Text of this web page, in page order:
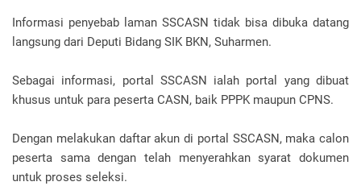
Informasi penyebab laman SSCASN tidak bisa dibuka datang
langsung dari Deputi Bidang SIK BKN, Suharmen.
Sebagai informasi, portal SSCASN ialah portal yang dibuat
khusus untuk para peserta CASN, baik PPPK maupun CPNS.
Dengan melakukan daftar akun di portal SSCASN, maka calon
peserta sama dengan telah menyerahkan syarat dokumen
untuk proses seleksi.